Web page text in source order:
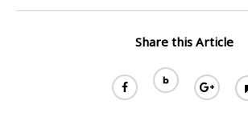
Share this Article